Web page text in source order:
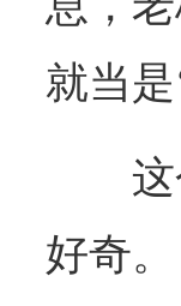
就当是
好奇。